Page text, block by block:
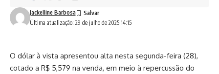
Última atualização: 29 de julho de 2025 14:15
Jackelline Barbosa
O dólar à vista apresentou alta nesta segunda-feira (28),
cotado a R$ 5,579 na venda, em meio à repercussão do